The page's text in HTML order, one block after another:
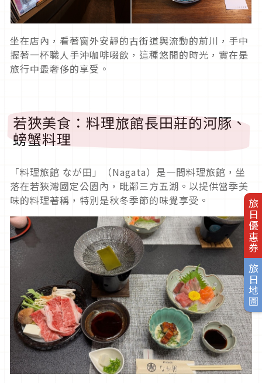
旅日優惠券
旅日地圖
坐在店內，看著窗外安靜的古街道與流動的前川，手中
握著一杯職人手沖咖啡啜飲，這種悠閒的時光，實在是
旅行中最奢侈的享受。
若狹美食：料理旅館長田莊的河豚、
螃蟹料理
「料理旅館 なが田」（Nagata）是一間料理旅館，坐
落在若狹灣國定公園內，毗鄰三方五湖。以提供當季美
味的料理著稱，特別是秋冬季節的味覺享受。